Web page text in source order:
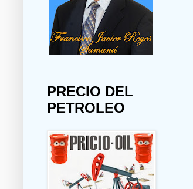
PRECIO DEL
PETROLEO